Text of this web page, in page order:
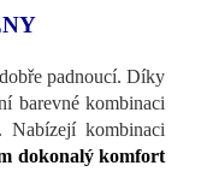
padnoucí. Díky
barevné kombinaci
kombinaci
dokonalý komfort